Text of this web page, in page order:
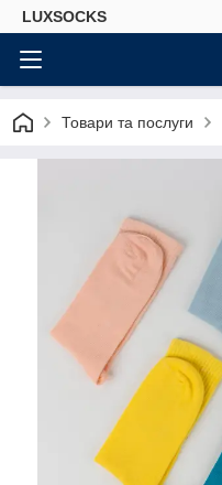
LUXSOCKS
Товари та послуги